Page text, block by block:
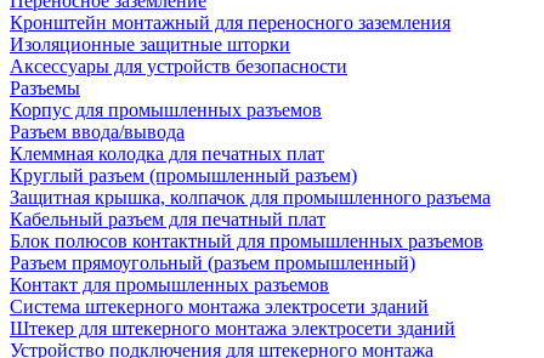
Кронштейн монтажный для переносного заземления
Изоляционные защитные шторки
Аксессуары для устройств безопасности
Разъемы
Корпус для промышленных разъемов
Разъем ввода/вывода
Клеммная колодка для печатных плат
Круглый разъем (промышленный разъем)
Защитная крышка, колпачок для промышленного разъема
Кабельный разъем для печатный плат
Блок полюсов контактный для промышленных разъемов
Разъем прямоугольный (разъем промышленный)
Контакт для промышленных разъемов
Система штекерного монтажа электросети зданий
Штекер для штекерного монтажа электросети зданий
Устройство подключения для штекерного монтажа